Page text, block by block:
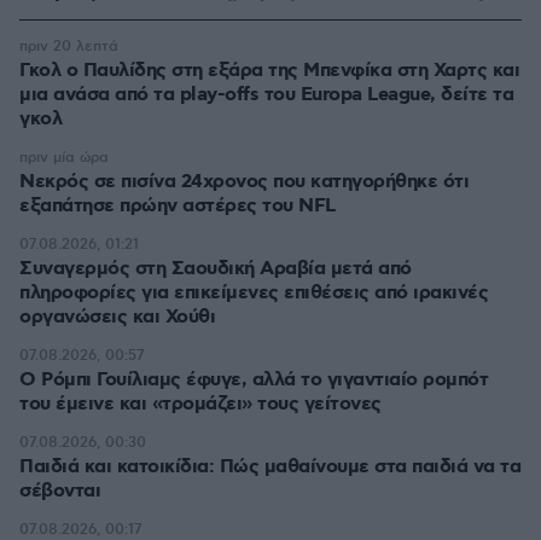
Γκολ ο Παυλίδης στη εξάρα της Μπενφίκα στη Χαρτς και
μια ανάσα από τα play-offs του Europa League, δείτε τα
γκολ
πριν 20 λεπτά
Νεκρός σε πισίνα 24χρονος που κατηγορήθηκε ότι
εξαπάτησε πρώην αστέρες του NFL
πριν μία ώρα
Συναγερμός στη Σαουδική Αραβία μετά από
πληροφορίες για επικείμενες επιθέσεις από ιρακινές
οργανώσεις και Χούθι
07.08.2026, 01:21
Ο Ρόμπι Γουίλιαμς έφυγε, αλλά το γιγαντιαίο ρομπότ
του έμεινε και «τρομάζει» τους γείτονες
07.08.2026, 00:57
Παιδιά και κατοικίδια: Πώς μαθαίνουμε στα παιδιά να τα
σέβονται
07.08.2026, 00:30
07.08.2026, 00:17